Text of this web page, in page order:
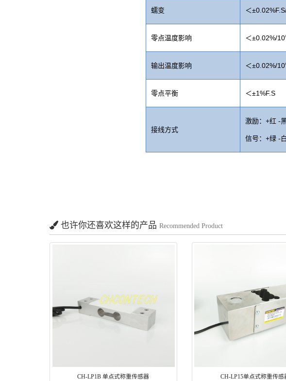
蠕变 ＜
零点温度影响 ＜±0.02%/
输出温度影响 ＜±0.02%/
零点平衡 ＜±1%F.S
接线方式
激励：+红 -
信号：+绿
也许你还喜欢这样的产品 Recommended Product
CH-LP1B 单点式称重传感器 CH-LP15单点式称重传感